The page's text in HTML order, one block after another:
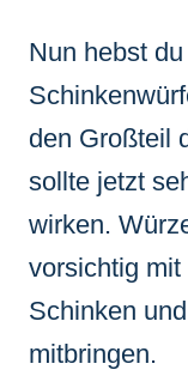
Nun hebst
den Großteil
sollte jetzt
wirken.
vorsichtig
Schinken
mitbringen.